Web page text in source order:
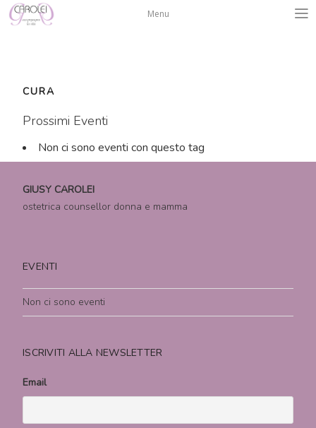
Salta
Menu
CURA
Prossimi Eventi
Non ci sono eventi con questo tag
GIUSY CAROLEI
ostetrica counsellor donna e mamma
EVENTI
Non ci sono eventi
ISCRIVITI ALLA NEWSLETTER
Email